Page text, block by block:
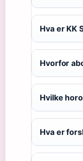
Hva er KK
Hvorfor
Hvilke
Hva er